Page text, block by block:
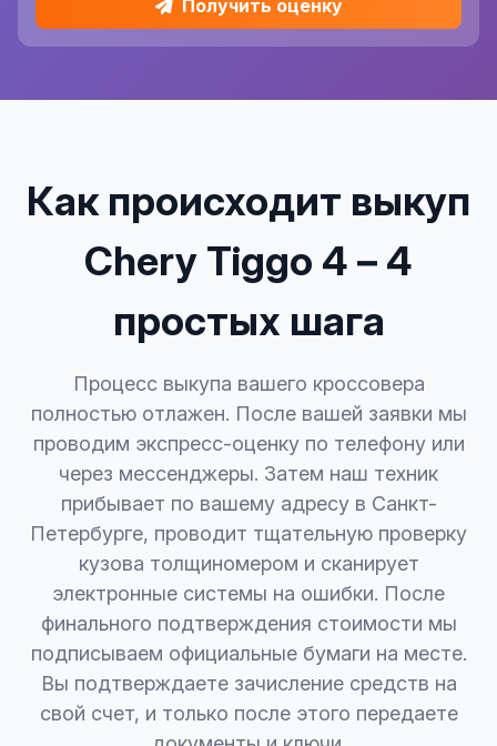
Получить оценку
Как происходит выкуп
Chery Tiggo 4 – 4
простых шага
Процесс выкупа вашего кроссовера
полностью отлажен. После вашей заявки мы
проводим экспресс-оценку по телефону или
через мессенджеры. Затем наш техник
прибывает по вашему адресу в Санкт-
Петербурге, проводит тщательную проверку
кузова толщиномером и сканирует
электронные системы на ошибки. После
финального подтверждения стоимости мы
подписываем официальные бумаги на месте.
Вы подтверждаете зачисление средств на
свой счет, и только после этого передаете